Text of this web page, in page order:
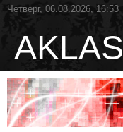
Четверг, 06.08.2026, 16:53